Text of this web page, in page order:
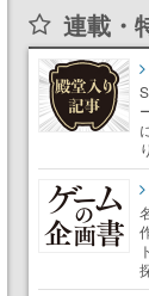
連載・